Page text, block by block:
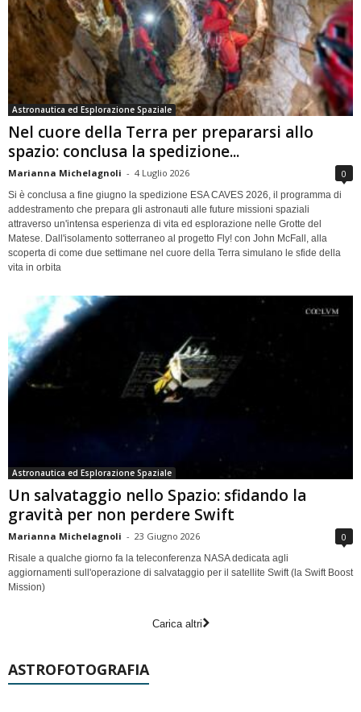
Astronautica ed Esplorazione Spaziale
Nel cuore della Terra per prepararsi allo
spazio: conclusa la spedizione...
Marianna Michelagnoli - 4 Luglio 2026 0
Si è conclusa a fine giugno la spedizione ESA CAVES 2026, il programma di
addestramento che prepara gli astronauti alle future missioni spaziali
attraverso un'intensa esperienza di vita ed esplorazione nelle Grotte del
Matese. Dall'isolamento sotterraneo al progetto Fly! con John McFall, alla
scoperta di come due settimane nel cuore della Terra simulano le sfide della
vita in orbita
Astronautica ed Esplorazione Spaziale
Un salvataggio nello Spazio: sfidando la
gravità per non perdere Swift
Marianna Michelagnoli - 23 Giugno 2026 0
Risale a qualche giorno fa la teleconferenza NASA dedicata agli
aggiornamenti sull'operazione di salvataggio per il satellite Swift (la Swift Boost
Mission)
Carica altri
ASTROFOTOGRAFIA